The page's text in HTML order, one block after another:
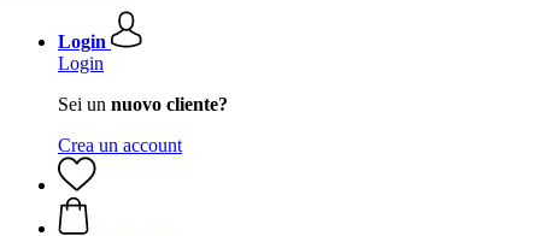
Login
Login
Sei un nuovo cliente?
Crea un account